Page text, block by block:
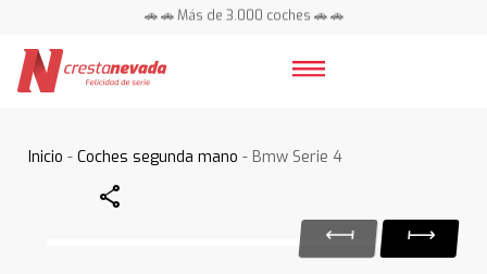
🚗 🚗 Más de 3.000 coches 🚗 🚗
Inicio -Coches segunda mano - Bmw Serie 4
Share